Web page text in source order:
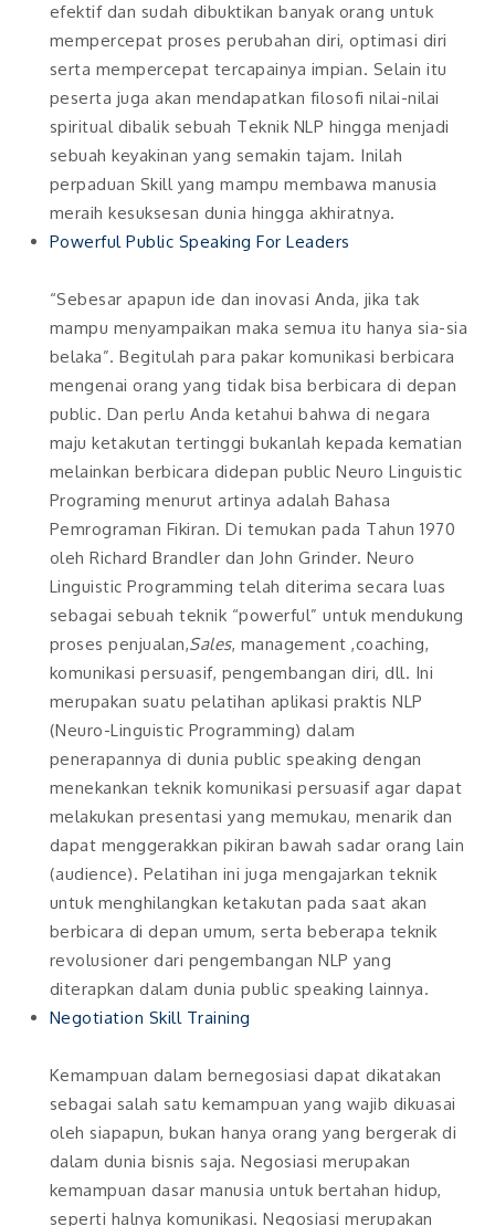
efektif dan sudah dibuktikan banyak orang untuk
mempercepat proses perubahan diri, optimasi diri
serta mempercepat tercapainya impian. Selain itu
peserta juga akan mendapatkan filosofi nilai-nilai
spiritual dibalik sebuah Teknik NLP hingga menjadi
sebuah keyakinan yang semakin tajam. Inilah
perpaduan Skill yang mampu membawa manusia
meraih kesuksesan dunia hingga akhiratnya.
Powerful Public Speaking For Leaders
“Sebesar apapun ide dan inovasi Anda, jika tak
mampu menyampaikan maka semua itu hanya sia-sia
belaka”. Begitulah para pakar komunikasi berbicara
mengenai orang yang tidak bisa berbicara di depan
public. Dan perlu Anda ketahui bahwa di negara
maju ketakutan tertinggi bukanlah kepada kematian
melainkan berbicara didepan public Neuro Linguistic
Programing menurut artinya adalah Bahasa
Pemrograman Fikiran. Di temukan pada Tahun 1970
oleh Richard Brandler dan John Grinder. Neuro
Linguistic Programming telah diterima secara luas
sebagai sebuah teknik “powerful” untuk mendukung
proses penjualan,Sales, management ,coaching,
komunikasi persuasif, pengembangan diri, dll. Ini
merupakan suatu pelatihan aplikasi praktis NLP
(Neuro-Linguistic Programming) dalam
penerapannya di dunia public speaking dengan
menekankan teknik komunikasi persuasif agar dapat
melakukan presentasi yang memukau, menarik dan
dapat menggerakkan pikiran bawah sadar orang lain
(audience). Pelatihan ini juga mengajarkan teknik
untuk menghilangkan ketakutan pada saat akan
berbicara di depan umum, serta beberapa teknik
revolusioner dari pengembangan NLP yang
diterapkan dalam dunia public speaking lainnya.
Negotiation Skill Training
Kemampuan dalam bernegosiasi dapat dikatakan
sebagai salah satu kemampuan yang wajib dikuasai
oleh siapapun, bukan hanya orang yang bergerak di
dalam dunia bisnis saja. Negosiasi merupakan
kemampuan dasar manusia untuk bertahan hidup,
seperti halnya komunikasi. Negosiasi merupakan